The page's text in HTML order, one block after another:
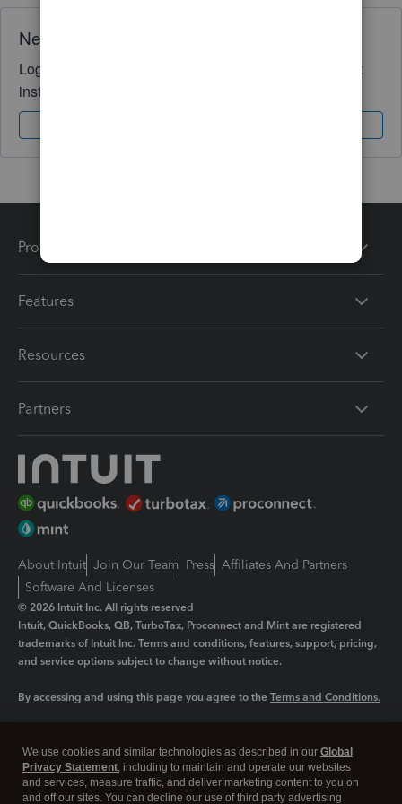
Need QuickBooks guidance?
Log in to access expert advice and community support
instantly.
Products
Features
Resources
Partners
About Intuit Join Our Team Press Affiliates And Partners
Software And Licenses
© 2026 Intuit Inc. All rights reserved
Intuit, QuickBooks, QB, TurboTax, Proconnect and Mint are registered
trademarks of Intuit Inc. Terms and conditions, features, support, pricing,
and service options subject to change without notice.
By accessing and using this page you agree to the Terms and Conditions.
Legal Privacy Security
We use cookies and similar technologies as described in our Global
Privacy Statement, including to maintain and operate our websites
and services, measure traffic, and deliver marketing content to you on
and off our sites. You can decline our use of third party advertising